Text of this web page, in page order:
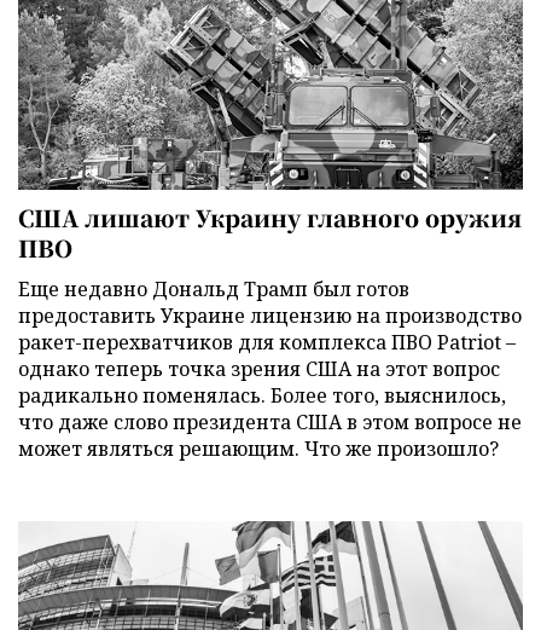
США лишают Украину главного оружия
ПВО
Еще недавно Дональд Трамп был готов
предоставить Украине лицензию на производство
ракет-перехватчиков для комплекса ПВО Patriot –
однако теперь точка зрения США на этот вопрос
радикально поменялась. Более того, выяснилось,
что даже слово президента США в этом вопросе не
может являться решающим. Что же произошло?